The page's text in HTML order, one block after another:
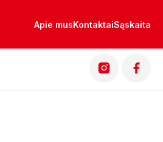
Apie musKontaktaiSąskaita